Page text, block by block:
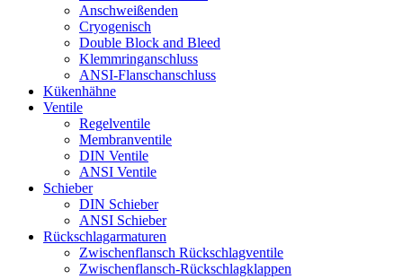
Anschweißenden
Cryogenisch
Double Block and Bleed
Klemmringanschluss
ANSI-Flanschanschluss
Kükenhähne
Ventile
Regelventile
Membranventile
DIN Ventile
ANSI Ventile
Schieber
DIN Schieber
ANSI Schieber
Rückschlag­armaturen
Zwischenflansch Rückschlagventile
Zwischenflansch-Rückschlagklappen